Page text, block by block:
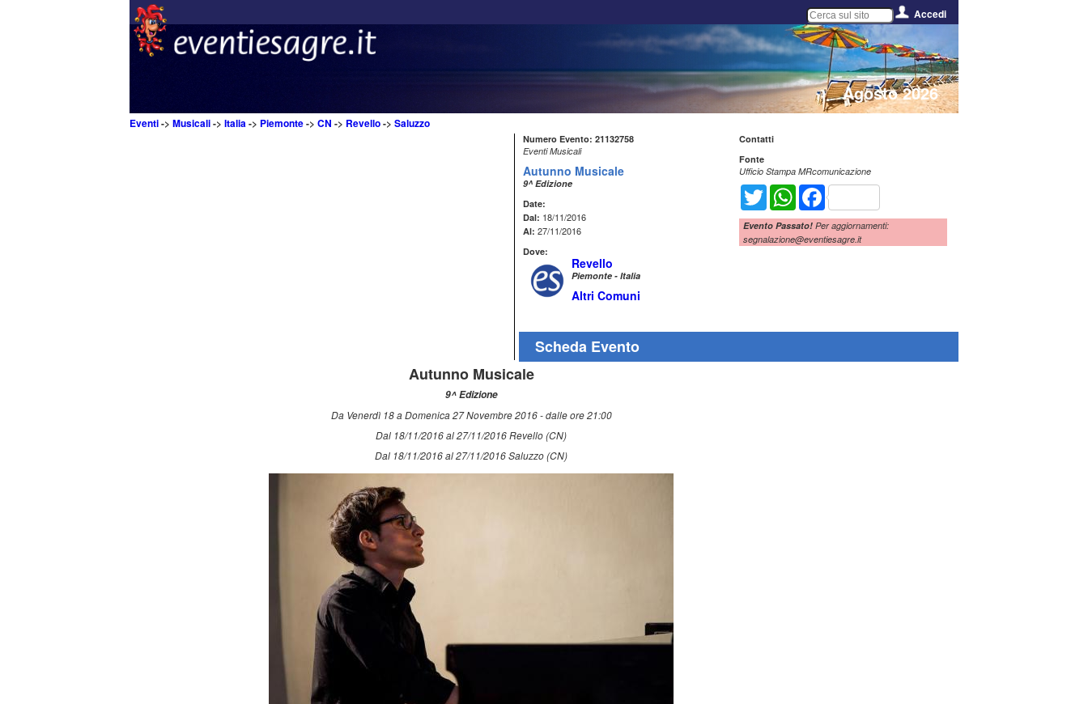
Accedi
Agosto 2026
Eventi-> Musicali-> Italia-> Piemonte-> CN -> Revello-> Saluzzo
Numero Evento: 21132758
Eventi Musicali
Autunno Musicale
9^ Edizione
Date:
Dal: 18/11/2016
Al: 27/11/2016
Dove:
Revello
Piemonte - Italia
Altri Comuni
Contatti
Fonte
Ufficio Stampa MRcomunicazione
Twitter WhatsAppFacebook
Evento Passato! Per aggiornamenti:
segnalazione@eventiesagre.it
Scheda Evento
Autunno Musicale
9^ Edizione
Da Venerdì 18 a Domenica 27 Novembre 2016 - dalle ore 21:00
Dal 18/11/2016 al 27/11/2016 Revello (CN)
Dal 18/11/2016 al 27/11/2016 Saluzzo (CN)